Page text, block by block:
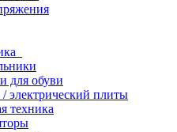
для обуви
/ электрический плиты
техника